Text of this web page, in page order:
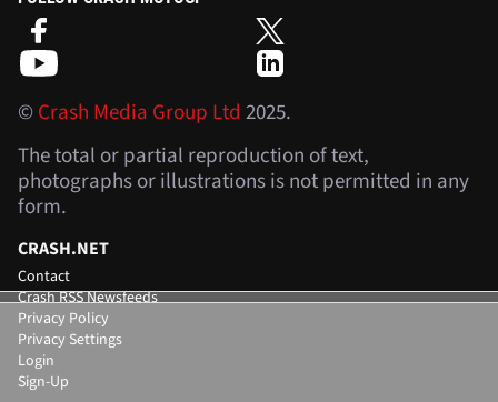
©Crash Media Group Ltd 2025.
The total or partial reproduction of text,
photographs or illustrations is not permitted in any
form.
CRASH.NET
Contact
Crash RSS Newsfeeds
Privacy Policy
Privacy Settings
Login
Sign-Up